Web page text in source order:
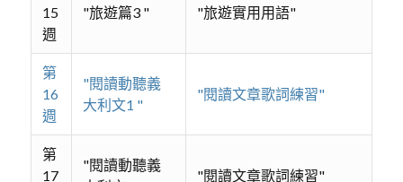
15
週
"旅遊篇3 " "旅遊實用用語"
第
16
週
"閱讀動聽義
大利文1 "
"閱讀文章歌詞練習"
第
17
"閱讀動聽義
"閱讀文章歌詞練習"